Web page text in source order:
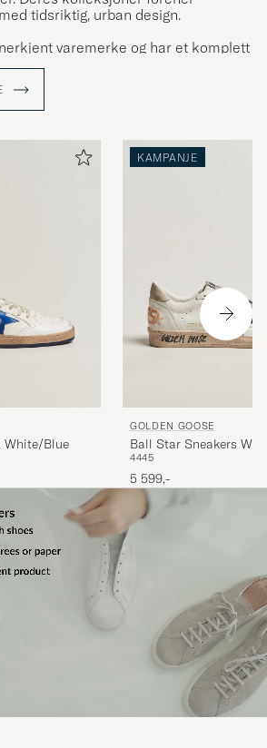
tidsriktig, urban design.
varemerke og har et komplett
tilbehør. De kjennetegnes av sine
brukt utseende.
White/Blue
KAMPANJE
GOLDEN GOOSE
Ball Star Sneakers
4445
5 599,-